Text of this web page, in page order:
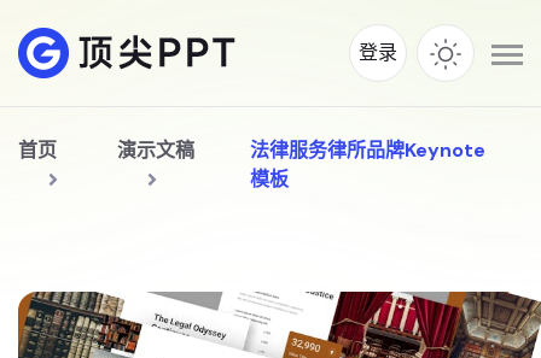
登录
首页 演示文稿
法律服务律所品牌Keynote
模板